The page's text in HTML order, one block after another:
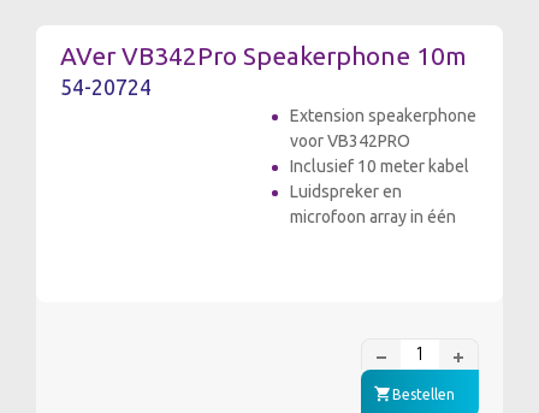
AVer VB342Pro Speakerphone 10m
54-20724
Extension speakerphone
voor VB342PRO
Inclusief 10 meter kabel
Luidspreker en
microfoon array in één
Bestellen